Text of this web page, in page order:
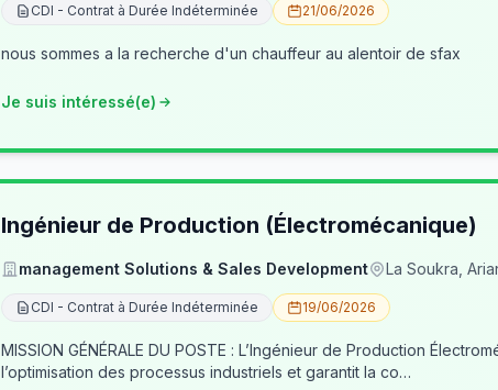
CDI - Contrat à Durée Indéterminée 21/06/2026
nous sommes a la recherche d'un chauffeur au alentoir de sfax
Je suis intéressé(e)
Ingénieur de Production (Électromécanique)
management Solutions & Sales Development La Soukra,
CDI - Contrat à Durée Indéterminée 19/06/2026
MISSION GÉNÉRALE DU POSTE : L’Ingénieur de Production
l’optimisation des processus industriels et garantit la co…